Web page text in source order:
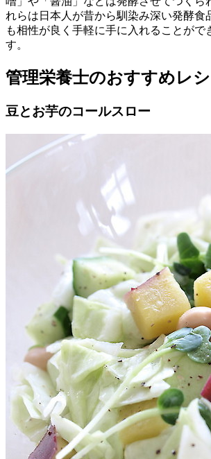
れらは日本人が昔から馴染み深い発酵食
も相性が良く手軽に手に入れることがで
す。
管理栄養士のおすすめレ
豆とお芋のコールスロー